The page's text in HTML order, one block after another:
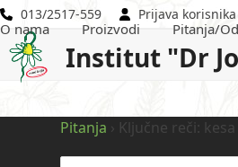
Skip
to
content
013/2517-559 Prijava korisnika
Institut "Dr
O nama Proizvodi Pitanja/
Pitanja › Ključne reči: kesa